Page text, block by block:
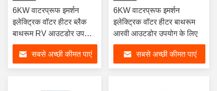
6KW वाटरप्रूफ इमर्शन
इलेक्ट्रिक वॉटर हीटर ब्लैक
बाथरूम RV आउटडोर उपयोग
के लिए
सबसे अच्छी कीमत पाएं
6KW वाटरप्रूफ इमर्शन
इलेक्ट्रिक वॉटर हीटर बाथरूम
आरवी आउटडोर उपयोग के लिए
सबसे अच्छी कीमत पाएं